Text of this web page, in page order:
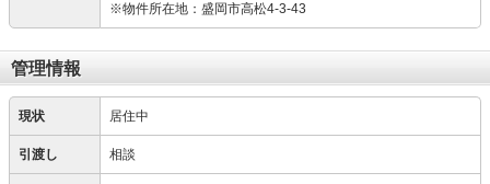
※物件所在地：盛岡市高松4-3-43
管理情報
現状 居住中
引渡し 相談